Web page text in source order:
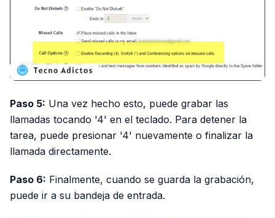
Paso 5: Una vez hecho esto, puede grabar las
llamadas tocando '4' en el teclado. Para detener la
tarea, puede presionar '4' nuevamente o finalizar la
llamada directamente.
Paso 6: Finalmente, cuando se guarda la grabación,
puede ir a su bandeja de entrada.